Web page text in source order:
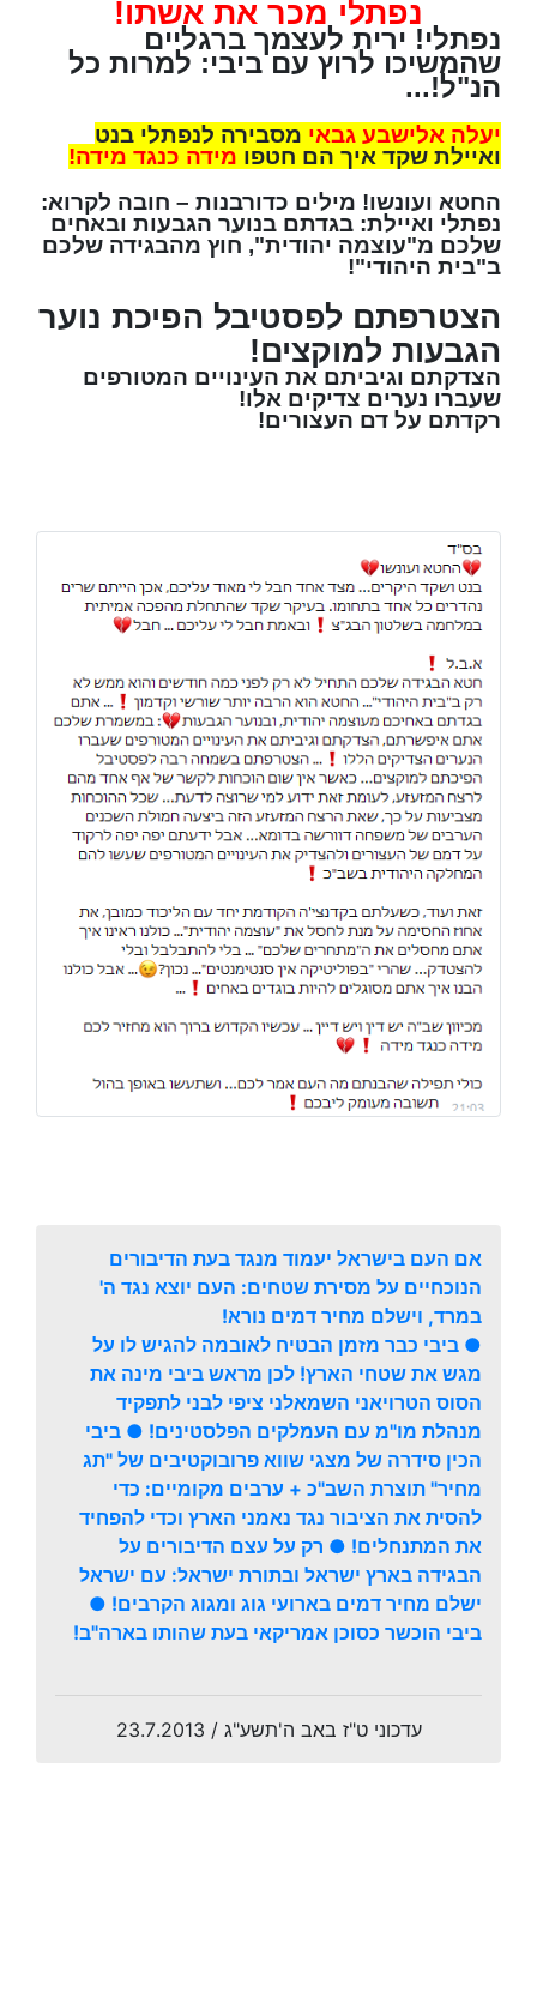
נפתלי מכר את אשתו!
נפתלי! ירית לעצמך ברגליים
שהמשיכו לרוץ עם ביבי: למרות כל
הנ"ל!...
יעלה אלישבע גבאי מסבירה לנפתלי בנט
ואיילת שקד איך הם חטפו מידה כנגד מידה!
החטא ועונשו! מילים כדורבנות – חובה לקרוא:
נפתלי ואיילת: בגדתם בנוער הגבעות ובאחים
שלכם מ"עוצמה יהודית", חוץ מהבגידה שלכם
ב"בית היהודי"!
הצטרפתם לפסטיבל הפיכת נוער
הגבעות למוקצים!
הצדקתם וגיביתם את העינויים המטורפים
שעברו נערים צדיקים אלו!
רקדתם על דם העצורים!
אם העם בישראל יעמוד מנגד בעת הדיבורים
הנוכחיים על מסירת שטחים: העם יוצא נגד ה'
במרד, וישלם מחיר דמים נורא!
● ביבי כבר מזמן הבטיח לאובמה להגיש לו על
מגש את שטחי הארץ! לכן מראש ביבי מינה את
הסוס הטרויאני השמאלני ציפי לבני לתפקיד
מנהלת מו"מ עם העמלקים הפלסטינים! ● ביבי
הכין סידרה של מצגי שווא פרובוקטיבים של "תג
מחיר" תוצרת השב"כ + ערבים מקומיים: כדי
להסית את הציבור נגד נאמני הארץ וכדי להפחיד
את המתנחלים! ● רק על עצם הדיבורים על
הבגידה בארץ ישראל ובתורת ישראל: עם ישראל
ישלם מחיר דמים בארועי גוג ומגוג הקרבים! ●
ביבי הוכשר כסוכן אמריקאי בעת שהותו בארה"ב!
עדכוני ט"ז באב ה'תשע"ג / 23.7.2013